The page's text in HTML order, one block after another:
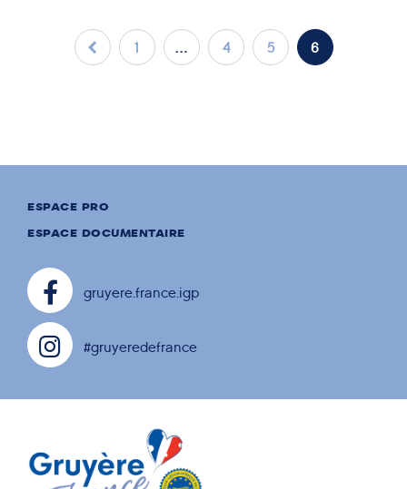
1 … 4 5 6
ESPACE PRO
ESPACE DOCUMENTAIRE
gruyere.france.igp
#gruyeredefrance